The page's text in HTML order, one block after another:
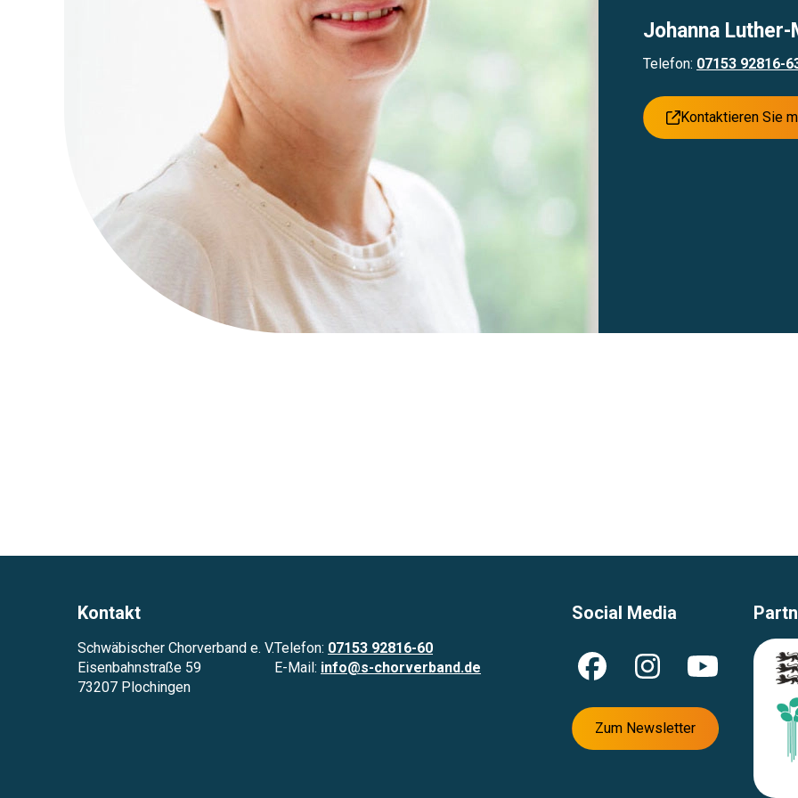
Johanna
Telefon: 07153 92816-
Kontaktieren Sie
Kontakt
Schwäbischer Chorverband e. V.
Eisenbahnstraße 59
73207 Plochingen
Telefon: 07153 92816-60
E-Mail: info@s-chorverband.de
Social Media
Zum Newsletter